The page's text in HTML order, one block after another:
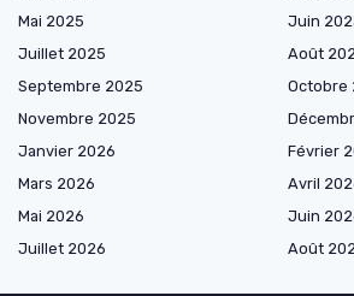
Mai 2025
Juin
Juillet 2025
Août
Septembre 2025
Octobre
Novembre 2025
Janvier 2026
Février
Mars 2026
Avril
Mai 2026
Juin
Juillet 2026
Août